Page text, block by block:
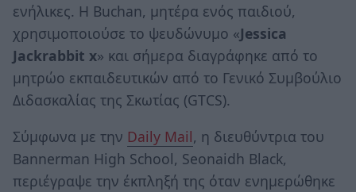
ενήλικες. Η Buchan, μητέρα ενός παιδιού,
χρησιμοποιούσε το ψευδώνυμο «Jessica
Jackrabbit x» και σήμερα διαγράφηκε από το
μητρώο εκπαιδευτικών από το Γενικό Συμβούλιο
Διδασκαλίας της Σκωτίας (GTCS).
Σύμφωνα με την Daily Mail, η διευθύντρια του
Bannerman High School, Seonaidh Black,
περιέγραψε την έκπληξή της όταν ενημερώθηκε